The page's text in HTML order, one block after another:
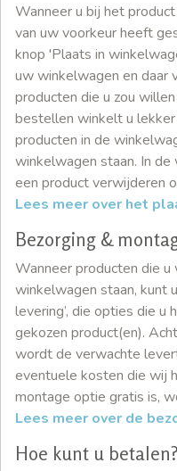
Wanneer u bij het
van uw voorkeur heeft
knop 'Plaats in
uw winkelwagen en daar
producten die u zou
bestellen winkelt u
producten in de
winkelwagen staan. In
een product verwijderen
Lees meer over het
Bezorging &
Wanneer producten die
winkelwagen staan, kunt
levering’, die opties die u
gekozen product(en).
wordt de verwachte
eventuele kosten die wij
montage optie gratis is,
Lees meer over de
Hoe kunt u betalen?